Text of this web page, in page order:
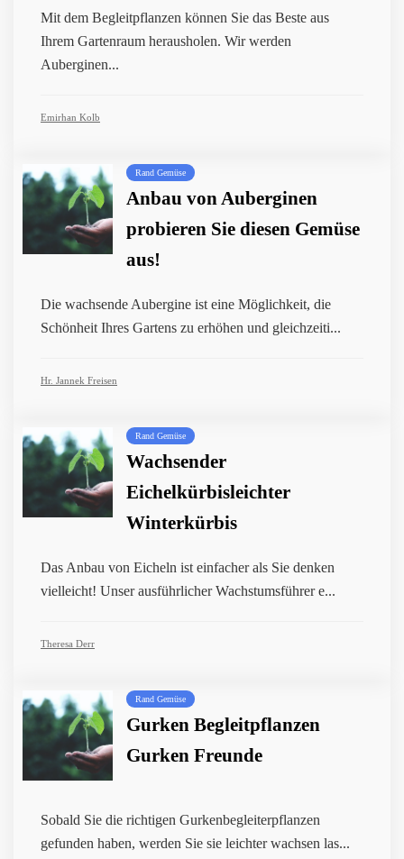
Mit dem Begleitpflanzen können Sie das Beste aus
Ihrem Gartenraum herausholen. Wir werden
Auberginen...
Emirhan Kolb
Rand Gemüse
Anbau von Auberginen
probieren Sie diesen Gemüse
aus!
Die wachsende Aubergine ist eine Möglichkeit, die
Schönheit Ihres Gartens zu erhöhen und gleichzeiti...
Hr. Jannek Freisen
Rand Gemüse
Wachsender
Eichelkürbisleichter
Winterkürbis
Das Anbau von Eicheln ist einfacher als Sie denken
vielleicht! Unser ausführlicher Wachstumsführer e...
Theresa Derr
Rand Gemüse
Gurken Begleitpflanzen
Gurken Freunde
Sobald Sie die richtigen Gurkenbegleiterpflanzen
gefunden haben, werden Sie sie leichter wachsen las...